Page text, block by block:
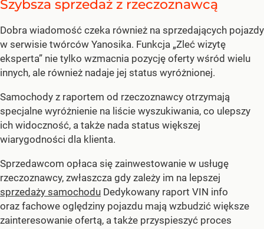
Szybsza sprzedaż z rzeczoznawcą
Dobra wiadomość czeka również na sprzedających pojazdy
w serwisie twórców Yanosika. Funkcja „Zleć wizytę
eksperta” nie tylko wzmacnia pozycję oferty wśród wielu
innych, ale również nadaje jej status wyróżnionej.
Samochody z raportem od rzeczoznawcy otrzymają
specjalne wyróżnienie na liście wyszukiwania, co ulepszy
ich widoczność, a także nada status większej
wiarygodności dla klienta.
Sprzedawcom opłaca się zainwestowanie w usługę
rzeczoznawcy, zwłaszcza gdy zależy im na lepszej
sprzedaży samochodu Dedykowany raport VIN info
oraz fachowe oględziny pojazdu mają wzbudzić większe
zainteresowanie ofertą, a także przyspieszyć proces